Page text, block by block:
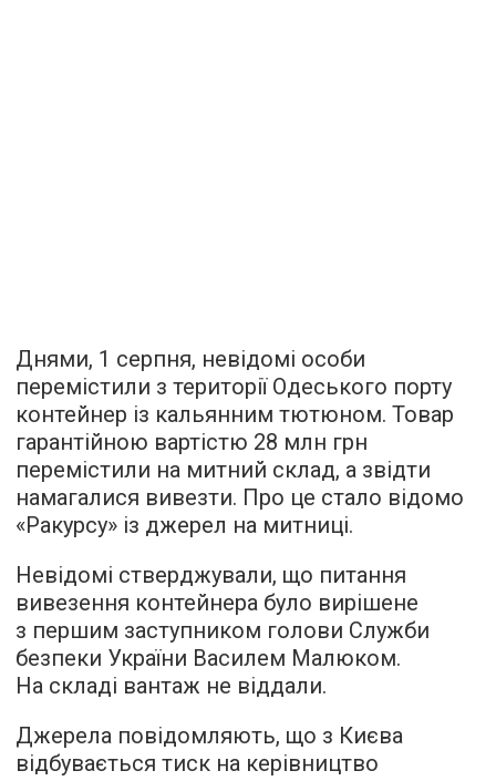
Днями, 1 серпня, невідомі особи
перемістили з території Одеського порту
контейнер із кальянним тютюном. Товар
гарантійною вартістю 28 млн грн
перемістили на митний склад, а звідти
намагалися вивезти. Про це стало відомо
«Ракурсу» із джерел на митниці.
Невідомі стверджували, що питання
вивезення контейнера було вирішене
з першим заступником голови Служби
безпеки України Василем Малюком.
На складі вантаж не віддали.
Джерела повідомляють, що з Києва
відбувається тиск на керівництво